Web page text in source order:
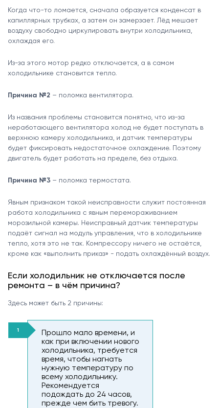
Когда что-то ломается, сначала образуется конденсат в
капиллярных трубках, а затем он замерзает. Лёд мешает
воздуху свободно циркулировать внутри холодильника,
охлаждая его.
Из-за этого мотор редко отключается, а в самом
холодильнике становится тепло.
Причина №2 – поломка вентилятора.
Из названия проблемы становится понятно, что из-за
неработающего вентилятора холод не будет поступать в
верхнюю камеру холодильника, и датчик температуры
будет фиксировать недостаточное охлаждение. Поэтому
двигатель будет работать на пределе, без отдыха.
Причина №3 – поломка термостата.
Явным признаком такой неисправности служит постоянная
работа холодильника с явным перемораживанием
морозильной камеры. Неисправный датчик температуры
подаёт сигнал на модуль управления, что в холодильнике
тепло, хотя это не так. Компрессору ничего не остаётся,
кроме как «выполнить приказ» - подать охлаждённый воздух.
Если холодильник не отключается после
ремонта – в чём причина?
Здесь может быть 2 причины:
Прошло мало времени, и
как при включении нового
холодильника, требуется
время, чтобы нагнать
нужную температуру по
всему холодильнику.
Рекомендуется
подождать до 24 часов,
прежде чем бить тревогу.